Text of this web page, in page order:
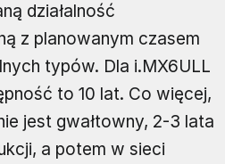
działalność
z planowanym czasem
typów. Dla i.MX6ULL
to 10 lat. Co więcej,
jest gwałtowny, 2-3 lata
a potem w sieci